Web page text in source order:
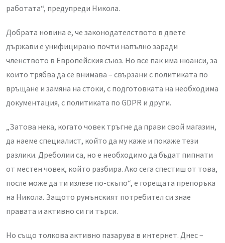
работата“, предупреди Никола.
Добрата новина е, че законодателството в двете
държави е унифицирано почти напълно заради
членството в Европейския съюз. Но все пак има нюанси, за
които трябва да се внимава – свързани с политиката по
връщане и замяна на стоки, с подготовката на необходима
документация, с политиката по GDPR и други.
„Затова нека, когато човек тръгне да прави свой магазин,
да наеме специалист, който да му каже и покаже тези
разлики. Дреболии са, но е необходимо да бъдат пипнати
от местен човек, който разбира. Ако сега спестиш от това,
после може да ти излезе по-скъпо“, е горещата препоръка
на Никола. Защото румънският потребител си знае
правата и активно си ги търси.
Но също толкова активно пазарува в интернет. Днес –